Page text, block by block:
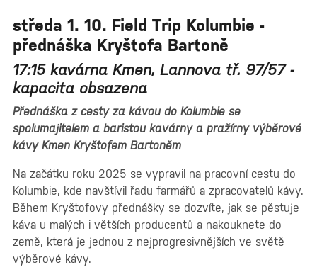
středa 1. 10. Field Trip Kolumbie -
přednáška Kryštofa Bartoně
17:15 kavárna Kmen, Lannova tř. 97/57 -
kapacita obsazena
Přednáška z cesty za kávou do Kolumbie se
spolumajitelem a baristou kavárny a pražírny výběrové
kávy Kmen Kryštofem Bartoněm
Na začátku roku 2025 se vypravil na pracovní cestu do
Kolumbie, kde navštívil řadu farmářů a zpracovatelů kávy.
Během Kryštofovy přednášky se dozvíte, jak se pěstuje
káva u malých i větších producentů a nakouknete do
země, která je jednou z nejprogresivnějších ve světě
výběrové kávy.